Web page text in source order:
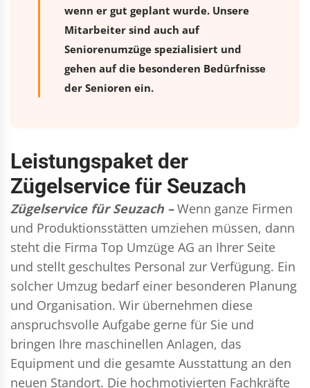
wenn er gut geplant wurde. Unsere
Mitarbeiter sind auch auf
Seniorenumzüge spezialisiert und
gehen auf die besonderen Bedürfnisse
der Senioren ein.
Leistungspaket der
Zügelservice für Seuzach
Zügelservice für Seuzach – Wenn ganze Firmen
und Produktionsstätten umziehen müssen, dann
steht die Firma Top Umzüge AG an Ihrer Seite
und stellt geschultes Personal zur Verfügung. Ein
solcher Umzug bedarf einer besonderen Planung
und Organisation. Wir übernehmen diese
anspruchsvolle Aufgabe gerne für Sie und
bringen Ihre maschinellen Anlagen, das
Equipment und die gesamte Ausstattung an den
neuen Standort. Die hochmotivierten Fachkräfte